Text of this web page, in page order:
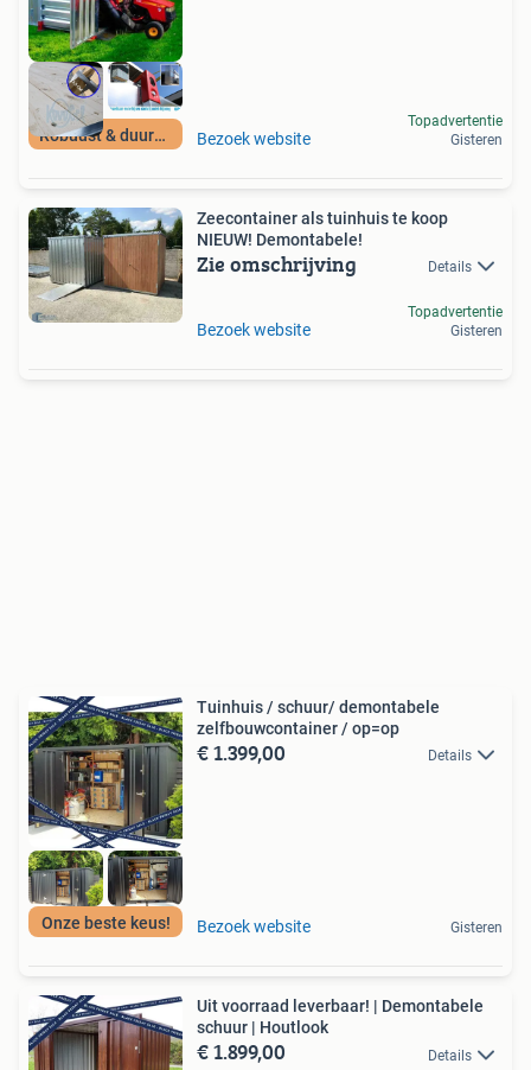
Robuust & duurzaam Bezoek website
Topadvertentie
Gisteren
Zeecontainer als tuinhuis te koop
NIEUW! Demontabele!
Zie omschrijving Details
Bezoek website
Topadvertentie
Gisteren
Onze beste keus!
Tuinhuis / schuur/ demontabele
zelfbouwcontainer / op=op
€ 1.399,00 Details
Bezoek website Gisteren
Uit voorraad leverbaar! | Demontabele
schuur | Houtlook
€ 1.899,00 Details